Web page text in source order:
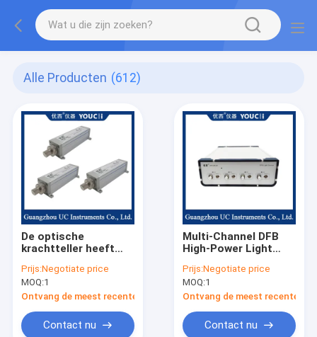
Alle Producten (612)
De optische
krachtteller heeft
chassis
Prijs:Negotiate price
MOQ:1
Ontvang de meest recente Prijs
Contact nu
Multi-Channel DFB
High-Power Light
kan worden
aangepast
Prijs:Negotiate price
MOQ:1
Ontvang de meest recente
Contact nu